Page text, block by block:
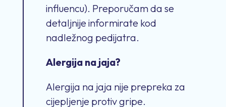
influencu). Preporučam da se
detaljnije informirate kod
nadležnog pedijatra.
Alergija na jaja?
Alergija na jaja nije prepreka za
cijepljenje protiv gripe.